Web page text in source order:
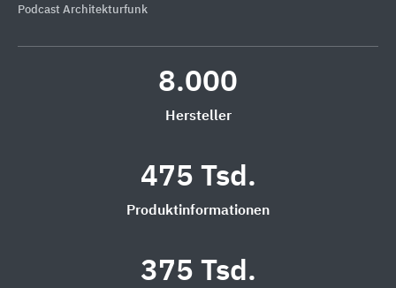
Podcast Architekturfunk
8.000
Hersteller
475 Tsd.
Produktinformationen
375 Tsd.